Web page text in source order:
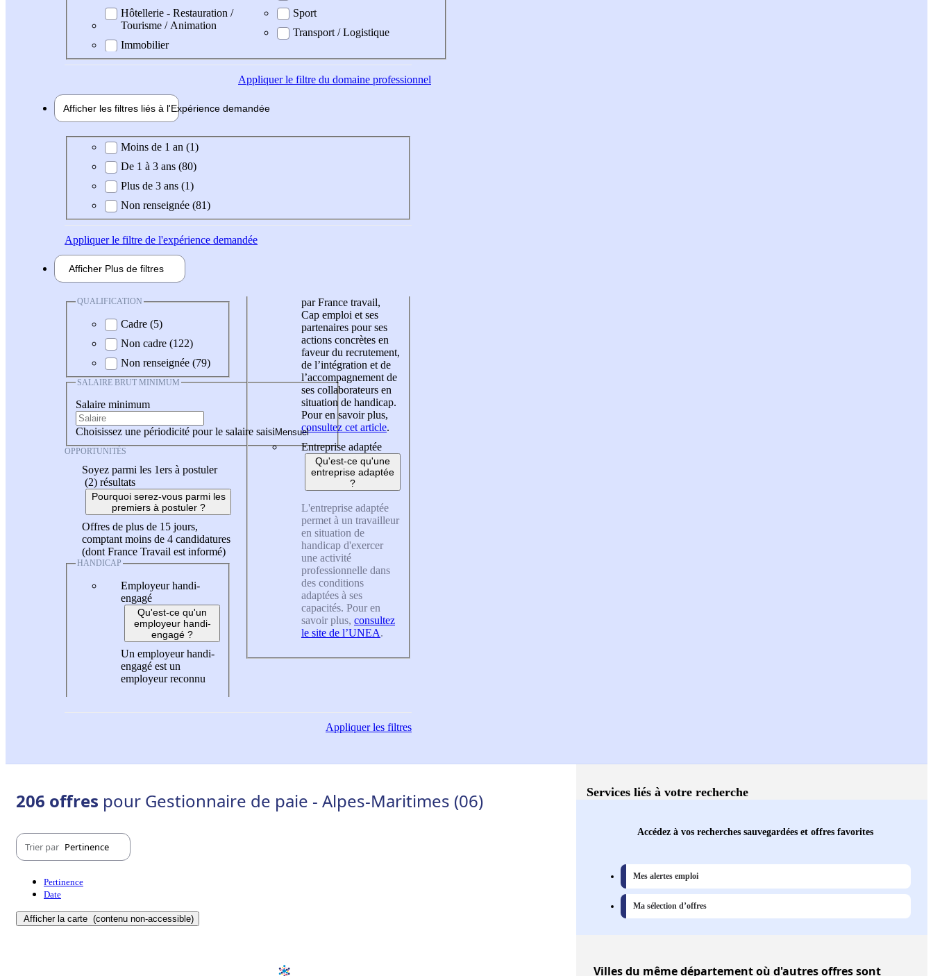
Hôtellerie - Restauration /
Tourisme / Animation
Immobilier
Sport
Transport / Logistique
Appliquerle filtre du domaine professionnel
Afficher les filtres liés à l'Expérience demandée
Expérience demandée
Moins de 1 an (1)
De 1 à 3 ans (80)
Plus de 3 ans (1)
Non renseignée (81)
Appliquerle filtre de l'expérience demandée
Afficher Plus de filtres
QUALIFICATION
Cadre (5)
Non cadre (122)
Non renseignée (79)
SALAIRE BRUT MINIMUM
Salaire minimum
Choisissez une périodicité pour le salaire saisi
OPPORTUNITÉS
Soyez parmi les 1ers à postuler
(2) résultats
Pourquoi serez-vous parmi les
premiers à postuler ?
Offres de plus de 15 jours,
comptant moins de 4 candidatures
(dont France Travail est informé)
HANDICAP
Employeur handi-
engagé
Qu'est-ce qu'un
employeur handi-
engagé ?
Un employeur handi-
engagé est un
employeur reconnu
par France travail,
Cap emploi et ses
partenaires pour ses
actions concrètes en
faveur du recrutement,
de l’intégration et de
l’accompagnement de
ses collaborateurs en
situation de handicap.
Pour en savoir plus,
consultez cet article.
Entreprise adaptée
Qu'est-ce qu'une
entreprise adaptée
?
L'entreprise adaptée
permet à un travailleur
en situation de
handicap d'exercer
une activité
professionnelle dans
des conditions
adaptées à ses
capacités. Pour en
savoir plus, consultez
le site de l’UNEA.
Appliquerles filtres
206 offres pour Gestionnaire de paie - Alpes-Maritimes (06)
Trier par Pertinence
Pertinence
Date
Afficher la carte (contenu non-accessible)
Services liés à votre recherche
Accédez à vos recherches sauvegardées et offres favorites
Mes alertes emploi
Ma sélection d’offres
Villesdu même département où d'autres offres sont